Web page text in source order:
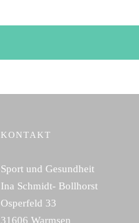
KONTAKT
Sport und Gesundheit
Ina Schmidt- Bollhorst
Osperfeld 33
31606 Warmsen